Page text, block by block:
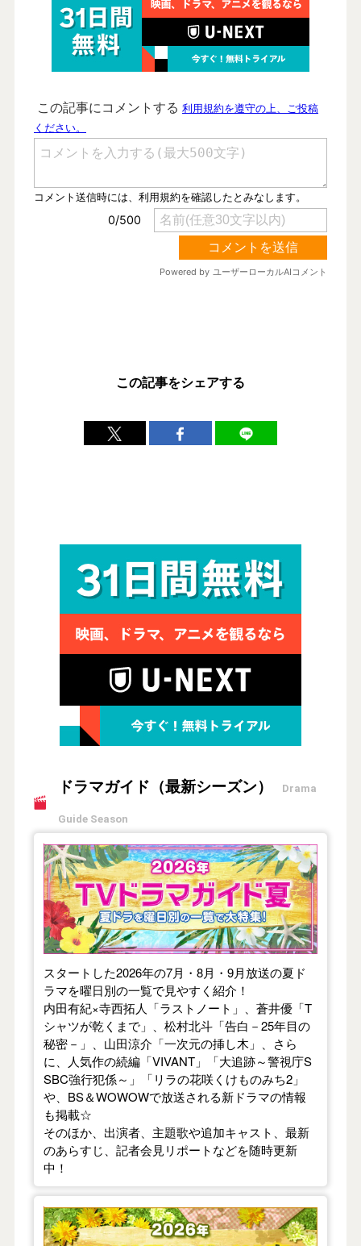
この記事をシェアする
ドラマガイド（最新シーズン） Drama
Guide Season
【2026年夏】TVドラマガイド
スタートした2026年の7月・8月・9月放送の夏ド
ラマを曜日別の一覧で見やすく紹介！
内田有紀×寺西拓人「ラストノート」、蒼井優「T
シャツが乾くまで」、松村北斗「告白－25年目の
秘密－」、山田涼介「一次元の挿し木」、さら
に、人気作の続編「VIVANT」「大追跡～警視庁S
SBC強行犯係～」「リラの花咲くけものみち2」
や、BS＆WOWOWで放送される新ドラマの情報
も掲載☆
そのほか、出演者、主題歌や追加キャスト、最新
のあらすじ、記者会見リポートなどを随時更新
中！
【2026年春】TVドラマガイド